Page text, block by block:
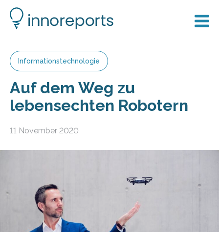
Informationstechnologie
Auf dem Weg zu
lebensechten Robotern
11 November 2020